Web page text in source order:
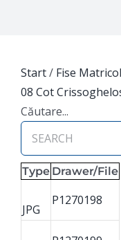
Start/ Fise
08 Cot
Căutare...
Type Drawer/File
JPG
P1270198